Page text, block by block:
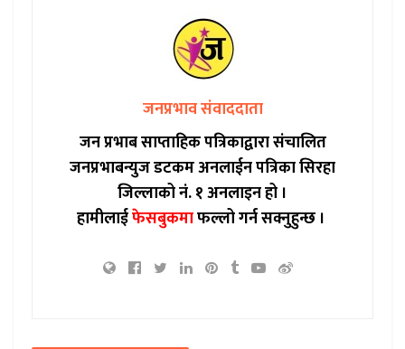
जनप्रभाव संवाददाता
जन प्रभाब साप्ताहिक पत्रिकाद्वारा संचालित
जनप्रभाबन्युज डटकम अनलाईन पत्रिका सिरहा
जिल्लाको नं. १ अनलाइन हो ।
हामीलाईफेसबुकमाफल्लो गर्न सक्नुहुन्छ ।